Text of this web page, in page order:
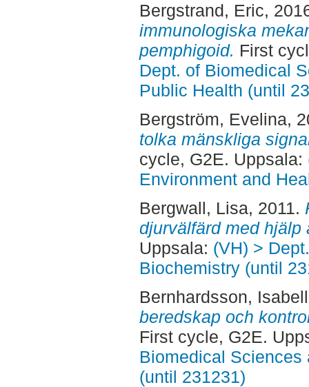
Bergstrand, Eric,
immunologiska
pemphigoid. First
Dept. of Biomedical
Public Health (until
Bergström, Evelina,
tolka mänskliga
cycle, G2E. Uppsala:
Environment and
Bergwall, Lisa, 2011.
djurvälfärd med hjälp
Uppsala: (VH) >
Biochemistry (until
Bernhardsson,
beredskap och
First cycle, G2E.
Biomedical Sciences
(until 231231)